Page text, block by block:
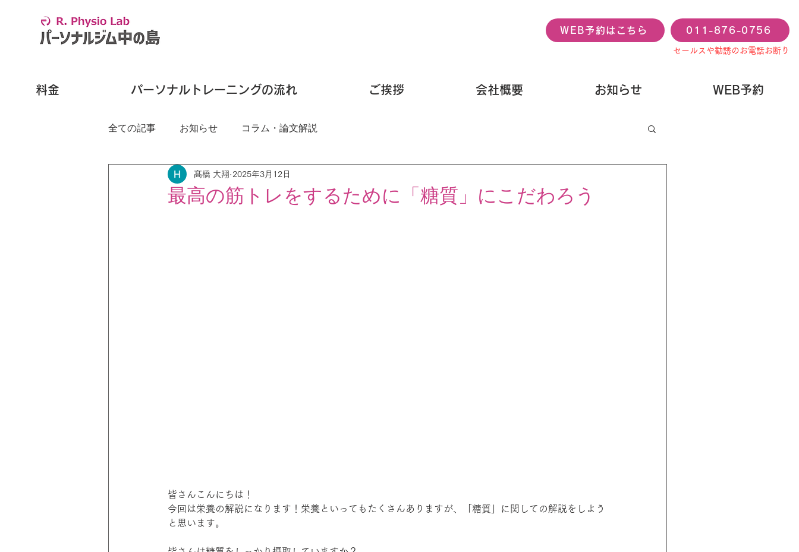
WEB予約はこちら 011-876-0756
セールスや勧誘のお電話お断り
料金 パーソナルトレーニングの流れ ご挨拶 会社概要 お知らせ WEB予約
全ての記事 お知らせ コラム・論文解説
最高の筋トレをするために「糖質」にこだわろう
髙橋 大翔 2025年3月12日
皆さんこんにちは！
今回は栄養の解説になります！栄養といってもたくさんありますが、「糖質」に関しての解説をしよう
と思います。